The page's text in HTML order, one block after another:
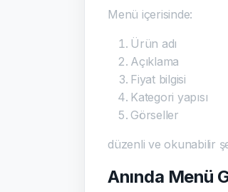
Menü içerisinde:
Ürün adı
Açıklama
Fiyat bilgisi
Kategori yapısı
Görseller
düzenli ve okunabilir
Anında Menü